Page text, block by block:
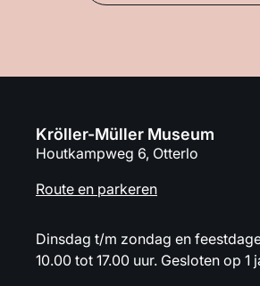
Kröller-Müller Museum
Houtkampweg 6, Otterlo
Route en parkeren
Dinsdag t/m zondag en
10.00 tot 17.00 uur. Gesloten op 1